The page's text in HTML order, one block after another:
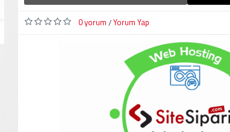
0 yorum /Yorum Yap